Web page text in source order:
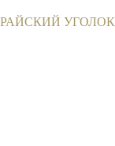
РАЙСКИЙ УГОЛОК